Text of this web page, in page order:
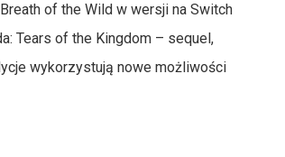
of the Wild w wersji na Switch
Tears of the Kingdom – sequel,
wykorzystują nowe możliwości